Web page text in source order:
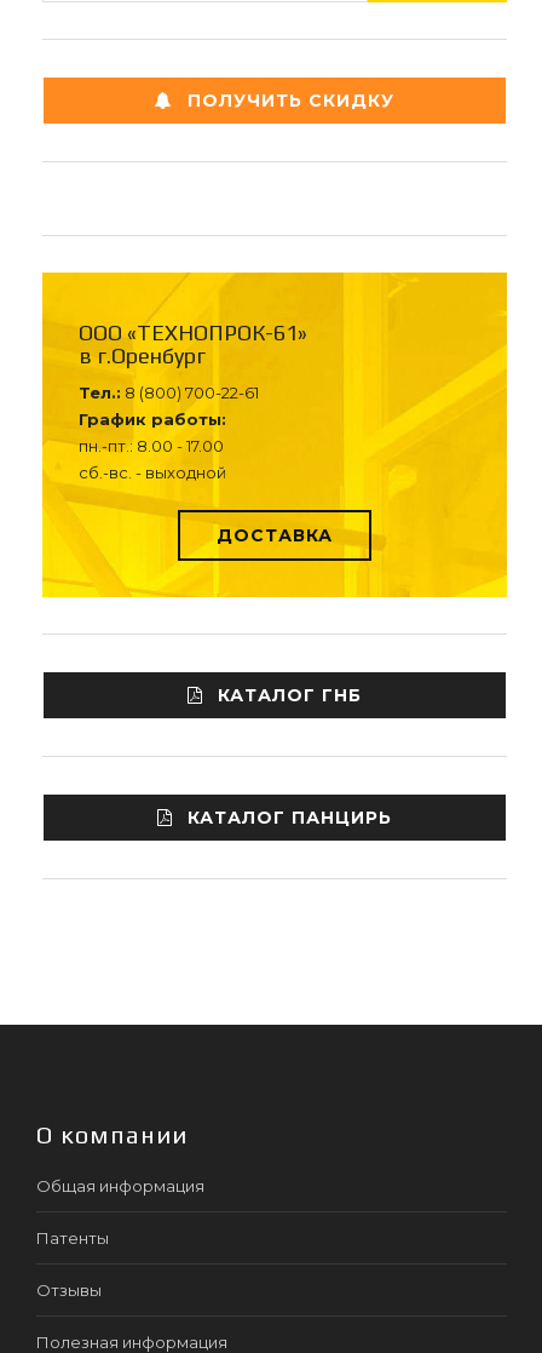
ПОЛУЧИТЬ СКИДКУ
ООО «ТЕХНОПРОК-61»
в г.Оренбург
Тел.: 8 (800) 700-22-61
График работы:
пн.-пт.: 8.00 - 17.00
сб.-вс. - выходной
ДОСТАВКА
КАТАЛОГ ГНБ
КАТАЛОГ ПАНЦИРЬ
О компании
Общая информация
Патенты
Отзывы
Полезная информация